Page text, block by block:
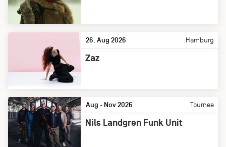
Hamburg
26. Aug 2026
Zaz
Tournee
Aug - Nov 2026
Nils Landgren Funk Unit